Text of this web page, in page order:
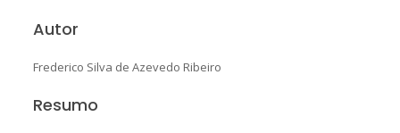
Autor
Frederico Silva de Azevedo Ribeiro
Resumo